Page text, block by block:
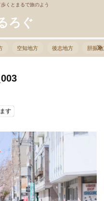
くとまるで旅のよう
ろぐ
空知地方 後志地方 胆振
す